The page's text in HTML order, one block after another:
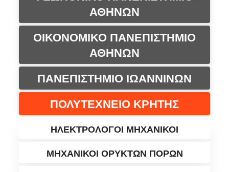
ΑΘΗΝΩΝ
ΟΙΚΟΝΟΜΙΚΟ ΠΑΝΕΠΙΣΤΗΜΙΟ
ΑΘΗΝΩΝ
ΠΑΝΕΠΙΣΤΗΜΙΟ ΙΩΑΝΝΙΝΩΝ
ΠΟΛΥΤΕΧΝΕΙΟ ΚΡΗΤΗΣ
ΗΛΕΚΤΡΟΛΟΓΟΙ ΜΗΧΑΝΙΚΟΙ
ΜΗΧΑΝΙΚΟΙ ΟΡΥΚΤΩΝ ΠΟΡΩΝ